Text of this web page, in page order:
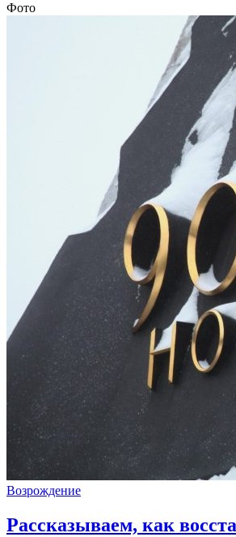
Фото
Возрождение
Рассказываем, как